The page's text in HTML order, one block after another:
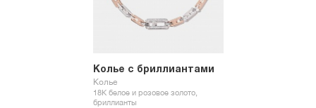
Колье с бриллиантами
Колье
18К белое и розовое золото,
бриллианты